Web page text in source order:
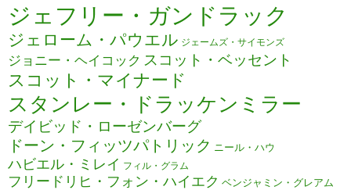
ジェフリー・ガンドラック
ジェローム・パウエル ジェームズ・サイモンズ
ジョニー・ヘイコック スコット・ベッセント
スコット・マイナード
スタンレー・ドラッケンミラー
デイビッド・ローゼンバーグ
ドーン・フィッツパトリック ニール・ハウ
ハビエル・ミレイ フィル・グラム
フリードリヒ・フォン・ハイエク ベンジャミン・グレアム